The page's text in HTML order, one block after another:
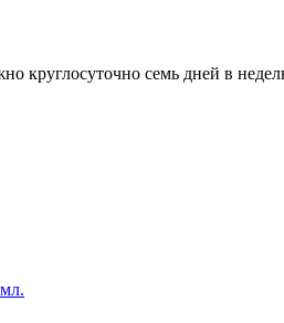
круглосуточно семь дней в